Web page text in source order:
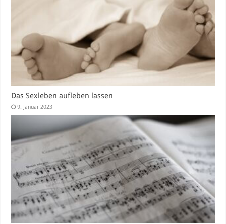
Das Sexleben aufleben lassen
9. Januar 2023